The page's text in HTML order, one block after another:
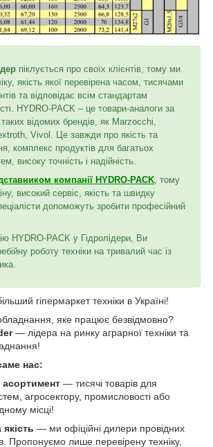
піклується про своїх клієнтів, тому ми
якість якої перевірена часом, тисячами
та відповідає всім стандартам
HYDRO-PACK – це товари-аналоги за
відомих брендів, як Marzocchi,
Vivol. Це завжди про якість та
комплекс продуктів для багатьох
високу точність і надійність.
компанії HYDRO-PACK , тому
високий сервіс, якість та швидку
допоможуть зробити професійний
HYDRO-PACK у Гідролідери, Ви
роботу техніки на тривалий час із
гіпермаркет техніки в Україні!
яке працює безвідмовно?
— лідера на ринку аграрної техніки та
нас:
— тисячі товарів для
агросектору, промисловості або
місці!
— ми офіційні дилери провідних
Пропонуємо лише перевірену техніку,